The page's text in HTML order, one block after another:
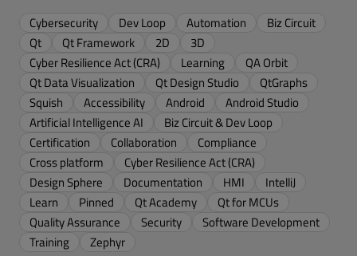
Cybersecurity Dev Loop Automation
Biz Circuit
Qt
Qt Framework 2D
3D
Cyber Resilience Act (CRA)
Learning
QA Orbit
Qt Data Visualization
Qt Design Studio
QtGraphs
Squish
Accessibility Android
Android Studio
Artificial Intelligence AI
Biz Circuit & Dev Loop
Certification
Collaboration
Compliance
Cross platform
Cyber Resilience Act (CRA)
Design Sphere
Documentation HMI
IntelliJ
Learn
Pinned Qt Academy
Qt for MCUs
Quality Assurance
Security
Software Development
Training
Zephyr